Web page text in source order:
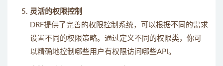
灵活的权限控制
DRF提供了完善的权限控制系统，可以根据不同的需求
设置不同的权限策略。通过定义不同的权限类，你可
以精确地控制哪些用户有权限访问哪些API。